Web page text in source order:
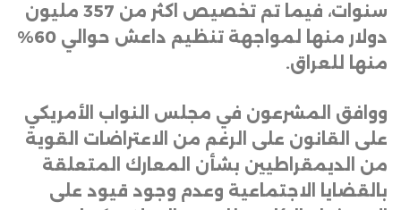
سنوات، فيما تم تخصيص اكثر من 357 مليون
دولار منها لمواجهة تنظيم داعش حوالي 60%
منها للعراق.
ووافق المشرعون في مجلس النواب الأمريكي
على القانون على الرغم من الاعتراضات القوية
من الديمقراطيين بشأن المعارك المتعلقة
بالقضايا الاجتماعية وعدم وجود قيود على